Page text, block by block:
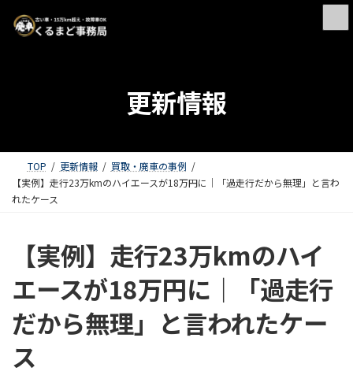
更新情報
TOP 更新情報
買取・廃車の事例
【実例】走行23万kmのハイエースが18万円に｜「過走行だから無理」と言わ
れたケース
【実例】走行23万kmのハイ
エースが18万円に｜「過走行
だから無理」と言われたケー
ス